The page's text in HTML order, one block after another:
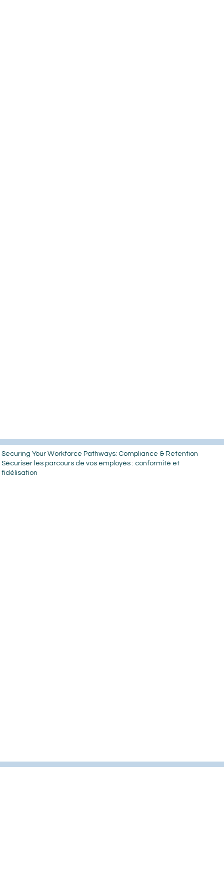
Securing Your Workforce Pathways: Compliance & Retention
Sécuriser les parcours de vos employés : conformité et
fidélisation